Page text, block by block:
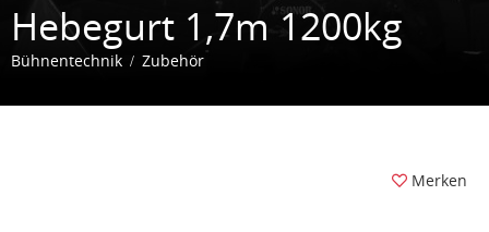
Hebegurt 1,7m 1200kg
Bühnentechnik Zubehör
Merken